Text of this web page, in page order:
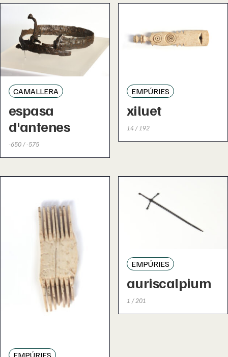
CAMALLERA
espasa
d'antenes
-650 / -575
EMPÚRIES
xiluet
14 / 192
EMPÚRIES
EMPÚRIES
auriscalpium
1 / 201